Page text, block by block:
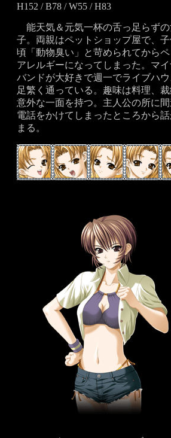
H152 / B78 / W55 / H83
能天気＆元気一杯の舌っ足らず
子。両親はペットショップ屋で、
頃「動物臭い」と苛められてから
アレルギーになってしまった。マ
バンドが大好きで週一でライブハ
足繁く通っている。趣味は料理、
意外な一面を持つ。主人公の所に
電話をかけてしまったところから
まる。